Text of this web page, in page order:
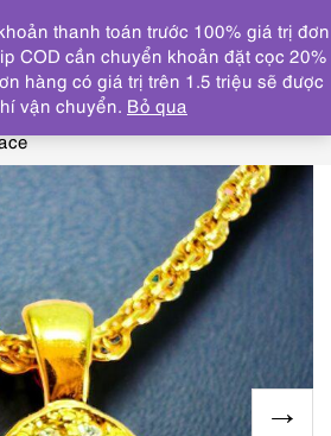
DANH MỤC
HIỆU NỔI
Dây chuyền nữ-Nina Ricci gold
thanh toán trước 100% giá trị đơn
COD cần chuyển khoản đặt cọc 20%
hàng có giá trị trên 1.5 triệu sẽ được
vận chuyển. Bỏ qua